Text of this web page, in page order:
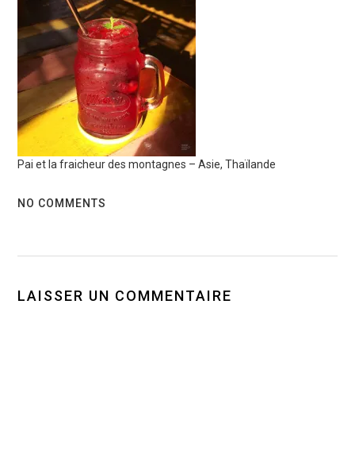
Pai et la fraicheur des montagnes – Asie, Thaïlande
NO COMMENTS
LAISSER UN COMMENTAIRE